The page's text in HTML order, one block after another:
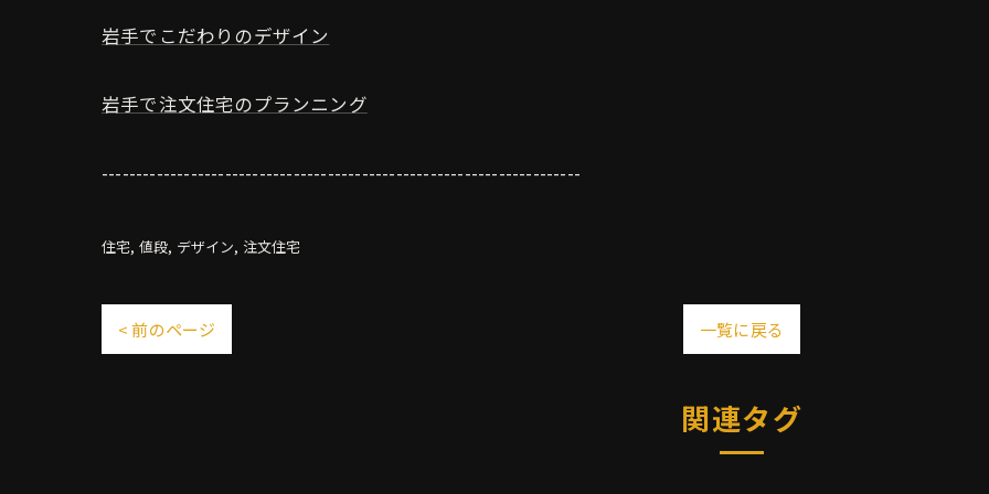
岩手でこだわりのデザイン
岩手で注文住宅のプランニング
----------------------------------------------------------------------
住宅 値段 デザイン 注文住宅
< 前のページ 一覧に戻る
関連タグ